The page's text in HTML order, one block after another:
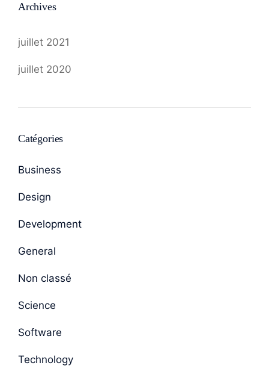
Archives
juillet 2021
juillet 2020
Catégories
Business
Design
Development
General
Non classé
Science
Software
Technology